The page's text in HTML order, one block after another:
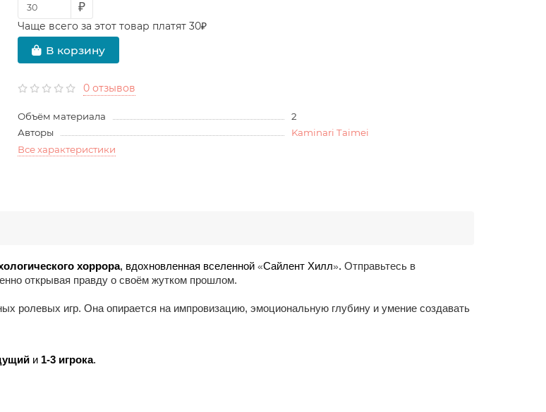
₽
Чаще всего за этот товар платят 30₽
В корзину
0 отзывов
Объём материала
2
Авторы
Kaminari Taimei
Все характеристики
хоррора, вдохновленная вселенной «Сайлент Хилл». Отправьтесь в
открывая правду о своём жутком прошлом.
ролевых игр. Она опирается на импровизацию, эмоциональную глубину и умение создавать
и 1-3 игрока.